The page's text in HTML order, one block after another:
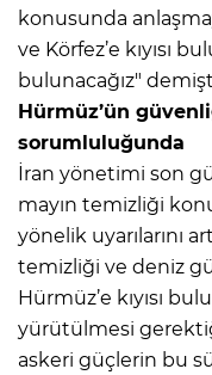
konusunda
ve Körfez’e kıyısı
bulunacağız"
Hürmüz’ün
sorumluluğunda
İran yönetimi son
mayın temizliği
yönelik uyarılarını
temizliği ve deniz
Hürmüz’e kıyısı
yürütülmesi
askeri güçlerin bu